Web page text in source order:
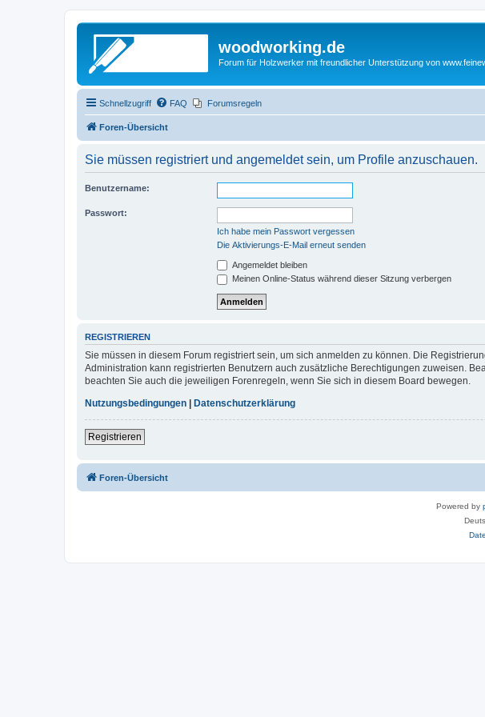
woodworking.de
Forum für Holzwerker mit freundlicher Unterstützung von
Schnellzugriff FAQ Forumsregeln
Foren-Übersicht
Sie müssen registriert und angemeldet sein, um Profile anzuschauen.
Benutzername:
Passwort:
Ich habe mein Passwort vergessen
Die Aktivierungs-E-Mail erneut senden
Angemeldet bleiben
Meinen Online-Status während dieser Sitzung verbergen
REGISTRIEREN
Sie müssen in diesem Forum registriert sein, um sich anmelden zu können. Die
Administration kann registrierten Benutzern auch zusätzliche Berechtigungen zuweisen.
beachten Sie auch die jeweiligen Forenregeln, wenn Sie sich in diesem Board bewegen.
Nutzungsbedingungen
Datenschutzerklärung
Registrieren
Foren-Übersicht
Powered by